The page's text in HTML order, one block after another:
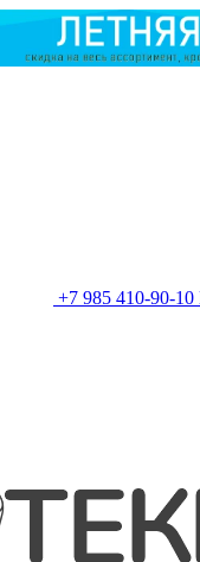
+7 985 410-90-10